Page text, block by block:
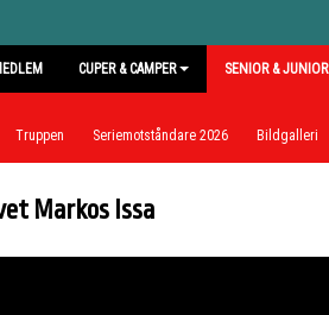
CUPER & CAMPER SENIOR & JUNIOR
Truppen Seriemotståndare 2026 Bildgalleri
Markos Issa